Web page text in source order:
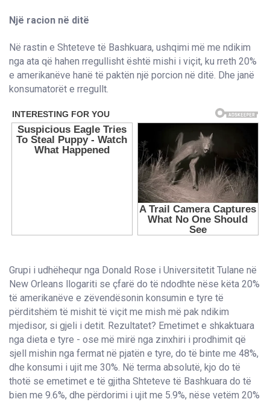
Një racion në ditë
Në rastin e Shteteve të Bashkuara, ushqimi më me ndikim
nga ata që hahen rregullisht është mishi i viçit, ku rreth 20%
e amerikanëve hanë të paktën një porcion në ditë. Dhe janë
konsumatorët e rregullt.
Grupi i udhëhequr nga Donald Rose i Universitetit Tulane në
New Orleans llogariti se çfarë do të ndodhte nëse këta 20%
të amerikanëve e zëvendësonin konsumin e tyre të
përditshëm të mishit të viçit me mish më pak ndikim
mjedisor, si gjeli i detit. Rezultatet? Emetimet e shkaktuara
nga dieta e tyre - ose më mirë nga zinxhiri i prodhimit që
sjell mishin nga fermat në pjatën e tyre, do të binte me 48%,
dhe konsumi i ujit me 30%. Në terma absolutë, kjo do të
thotë se emetimet e të gjitha Shteteve të Bashkuara do të
bien me 9.6%, dhe përdorimi i ujit me 5.9%, nëse vetëm 20%